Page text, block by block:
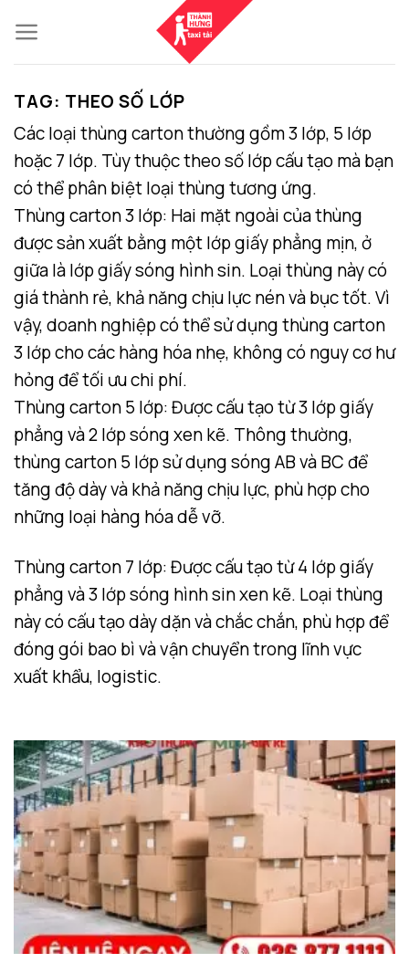
to
content
TAG: THEO SỐ LỚP
Các loại thùng carton thường gồm 3 lớp, 5 lớp
hoặc 7 lớp. Tùy thuộc theo số lớp cấu tạo mà bạn
có thể phân biệt loại thùng tương ứng.
Thùng carton 3 lớp: Hai mặt ngoài của thùng
được sản xuất bằng một lớp giấy phẳng mịn, ở
giữa là lớp giấy sóng hình sin. Loại thùng này có
giá thành rẻ, khả năng chịu lực nén và bục tốt. Vì
vậy, doanh nghiệp có thể sử dụng thùng carton
3 lớp cho các hàng hóa nhẹ, không có nguy cơ hư
hỏng để tối ưu chi phí.
Thùng carton 5 lớp: Được cấu tạo từ 3 lớp giấy
phẳng và 2 lớp sóng xen kẽ. Thông thường,
thùng carton 5 lớp sử dụng sóng AB và BC để
tăng độ dày và khả năng chịu lực, phù hợp cho
những loại hàng hóa dễ vỡ.
Thùng carton 7 lớp: Được cấu tạo từ 4 lớp giấy
phẳng và 3 lớp sóng hình sin xen kẽ. Loại thùng
này có cấu tạo dày dặn và chắc chắn, phù hợp để
đóng gói bao bì và vận chuyển trong lĩnh vực
xuất khẩu, logistic.